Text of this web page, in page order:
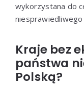
wykorzystana do
Kraje bez
państwa
Polską?